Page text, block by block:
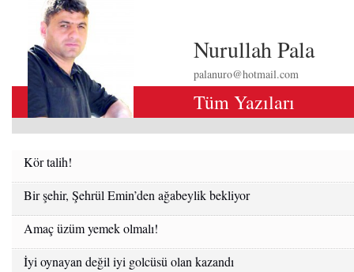
Nurullah Pala
palanuro@hotmail.com
Tüm Yazıları
Kör talih!
Bir şehir, Şehrül Emin’den ağabeylik bekliyor
Amaç üzüm yemek olmalı!
İyi oynayan değil iyi golcüsü olan kazandı